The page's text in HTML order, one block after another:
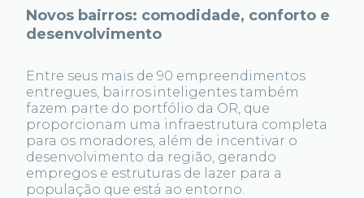
Novos bairros: comodidade, conforto e
desenvolvimento
Entre seus mais de 90 empreendimentos
entregues, bairros inteligentes também
fazem parte do portfólio da OR, que
proporcionam uma infraestrutura completa
para os moradores, além de incentivar o
desenvolvimento da região, gerando
empregos e estruturas de lazer para a
população que está ao entorno.